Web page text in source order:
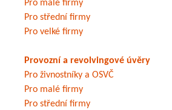
Pro malé firmy
Pro střední firmy
Pro velké firmy
Provozní a revolvingové úvěry
Pro živnostníky a OSVČ
Pro malé firmy
Pro střední firmy